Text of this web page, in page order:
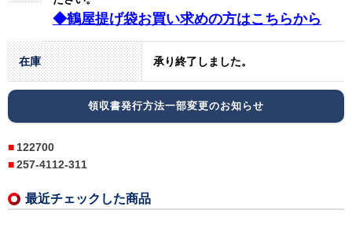
◆鶴屋提げ袋お買い求めの方はこちらから
在庫 承り終了しました。
領収書発行方法一部変更のお知らせ
122700
257-4112-311
最近チェックした商品